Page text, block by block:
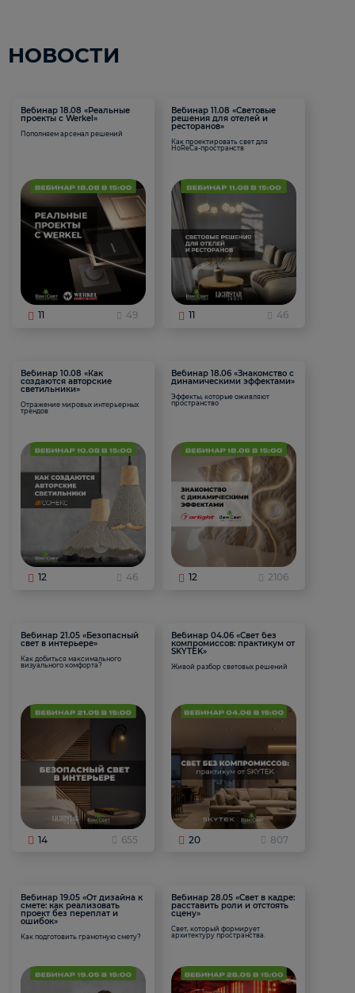
НОВОСТИ
Вебинар 18.08 «Реальные
проекты с Werkel»
Пополняем арсенал решений
11 49
Вебинар 11.08 «Световые
решения для отелей и
ресторанов»
Как проектировать свет для
HoReCa-пространств
11 46
Вебинар 10.08 «Как
создаются авторские
светильники»
Отражение мировых интерьерных
трендов
12 46
Вебинар 18.06 «Знакомство с
динамическими эффектами»
Эффекты, которые оживляют
пространство
12 2106
Вебинар 21.05 «Безопасный
свет в интерьере»
Как добиться максимального
визуального комфорта?
14 655
Вебинар 04.06 «Свет без
компромиссов: практикум от
SKYTEK»
Живой разбор световых решений
20 807
Вебинар 19.05 «От дизайна к
смете: как реализовать
проект без переплат и
ошибок»
Как подготовить грамотную смету?
Вебинар 28.05 «Свет в кадре:
расставить роли и отстоять
сцену»
Свет, который формирует
архитектуру пространства.